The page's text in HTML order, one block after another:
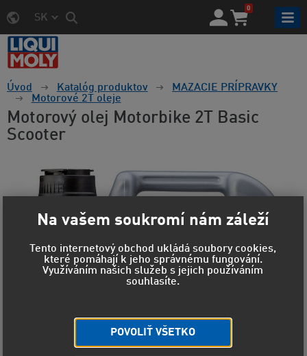
SK
0
Úvod Katalóg produktov
MAZACIE PRÍPRAVKY
Motorové 2T oleje
Motorový olej Motorbike 2T Basic
Scooter
Na vašem soukromí nám záleží
Tento internetový obchod ukládá soubory cookies,
které pomáhají k jeho správnému fungování.
Využíváním našich služeb s jejich používáním
souhlasíte.
POVOLIŤ VŠETKO